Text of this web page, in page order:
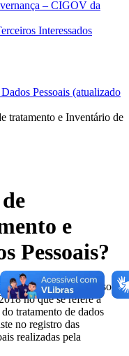
– CIGOV da
Interessados
Pessoais (atualizado
tratamento e Inventário de
e
Pessoais?
de dados pessoais
no que se refere à
tratamento de dados
no registro das
realizadas pela